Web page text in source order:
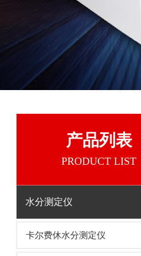
产品列表
PRODUCT LIST
水分测定仪
卡尔费休水分测定仪